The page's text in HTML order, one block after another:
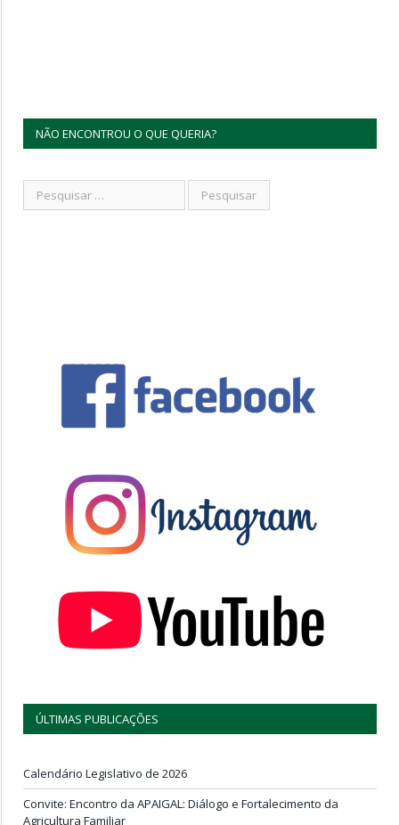
NÃO ENCONTROU O QUE QUERIA?
ÚLTIMAS PUBLICAÇÕES
Calendário Legislativo de 2026
Convite: Encontro da APAIGAL: Diálogo e Fortalecimento da
Agricultura Familiar